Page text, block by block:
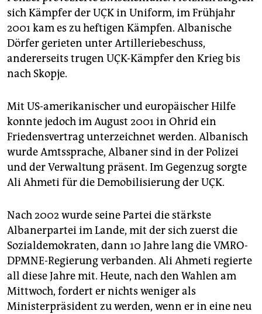
sich Kämpfer der UÇK in Uniform, im Frühjahr
2001 kam es zu heftigen Kämpfen. Albanische
Dörfer gerieten unter Artilleriebeschuss,
andererseits trugen UÇK-Kämpfer den Krieg bis
nach Skopje.
Mit US-amerikanischer und europäischer Hilfe
konnte jedoch im August 2001 in Ohrid ein
Friedensvertrag unterzeichnet werden. Albanisch
wurde Amtssprache, Albaner sind in der Polizei
und der Verwaltung präsent. Im Gegenzug sorgte
Ali Ahmeti für die Demobilisierung der UÇK.
Nach 2002 wurde seine Partei die stärkste
Albanerpartei im Lande, mit der sich zuerst die
Sozialdemokraten, dann 10 Jahre lang die VMRO-
DPMNE-Regierung verbanden. Ali Ahmeti regierte
all diese Jahre mit. Heute, nach den Wahlen am
Mittwoch, fordert er nichts weniger als
Ministerpräsident zu werden, wenn er in eine neu